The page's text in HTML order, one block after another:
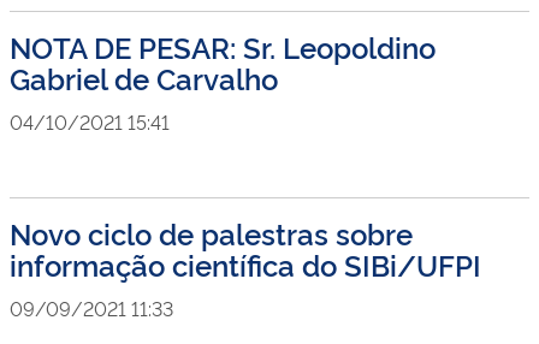
NOTA DE PESAR: Sr. Leopoldino
Gabriel de Carvalho
04/10/2021 15:41
Novo ciclo de palestras sobre
informação científica do SIBi/UFPI
09/09/2021 11:33